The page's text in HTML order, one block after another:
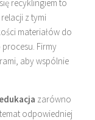
recyklingiem to
z tymi
materiałów do
Firmy
aby wspólnie
edukacja zarówno
odpowiedniej